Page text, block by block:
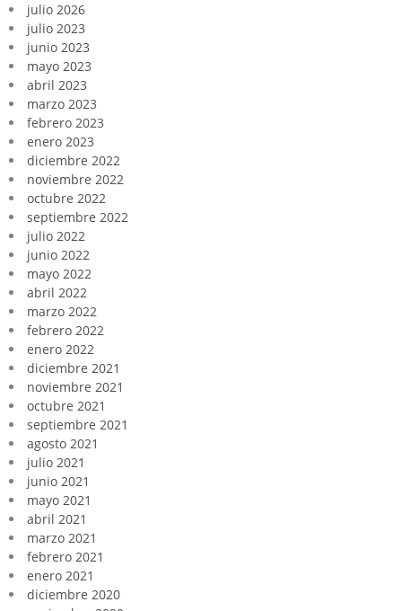
julio 2026
julio 2023
junio 2023
mayo 2023
abril 2023
marzo 2023
febrero 2023
enero 2023
diciembre 2022
noviembre 2022
octubre 2022
septiembre 2022
julio 2022
junio 2022
mayo 2022
abril 2022
marzo 2022
febrero 2022
enero 2022
diciembre 2021
noviembre 2021
octubre 2021
septiembre 2021
agosto 2021
julio 2021
junio 2021
mayo 2021
abril 2021
marzo 2021
febrero 2021
enero 2021
diciembre 2020